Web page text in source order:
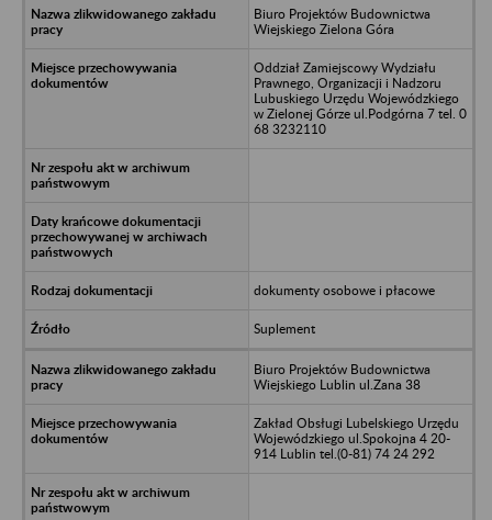
Biuro Projektów Budownictwa
Wiejskiego Zielona Góra
Oddział Zamiejscowy Wydziału
Prawnego, Organizacji i Nadzoru
Lubuskiego Urzędu Wojewódzkiego
w Zielonej Górze ul.Podgórna 7 tel. 0
68 3232110
dokumenty osobowe i płacowe
Suplement
Biuro Projektów Budownictwa
Wiejskiego Lublin ul.Zana 38
Zakład Obsługi Lubelskiego Urzędu
Wojewódzkiego ul.Spokojna 4 20-
914 Lublin tel.(0-81) 74 24 292